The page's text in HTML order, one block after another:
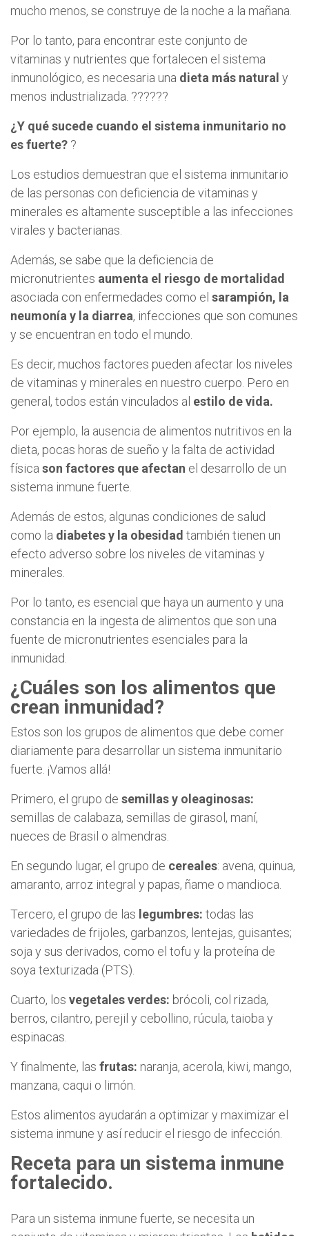
mucho menos, se construye de la noche a la mañana.
Por lo tanto, para encontrar este conjunto de
vitaminas y nutrientes que fortalecen el sistema
inmunológico, es necesaria una dieta más natural y
menos industrializada. ??????
¿Y qué sucede cuando el sistema inmunitario no
es fuerte? ?
Los estudios demuestran que el sistema inmunitario
de las personas con deficiencia de vitaminas y
minerales es altamente susceptible a las infecciones
virales y bacterianas.
Además, se sabe que la deficiencia de
micronutrientes aumenta el riesgo de mortalidad
asociada con enfermedades como el sarampión, la
neumonía y la diarrea, infecciones que son comunes
y se encuentran en todo el mundo.
Es decir, muchos factores pueden afectar los niveles
de vitaminas y minerales en nuestro cuerpo. Pero en
general, todos están vinculados al estilo de vida.
Por ejemplo, la ausencia de alimentos nutritivos en la
dieta, pocas horas de sueño y la falta de actividad
física son factores que afectan el desarrollo de un
sistema inmune fuerte.
Además de estos, algunas condiciones de salud
como la diabetes y la obesidad también tienen un
efecto adverso sobre los niveles de vitaminas y
minerales.
Por lo tanto, es esencial que haya un aumento y una
constancia en la ingesta de alimentos que son una
fuente de micronutrientes esenciales para la
inmunidad.
¿Cuáles son los alimentos que
crean inmunidad?
Estos son los grupos de alimentos que debe comer
diariamente para desarrollar un sistema inmunitario
fuerte. ¡Vamos allá!
Primero, el grupo de semillas y oleaginosas:
semillas de calabaza, semillas de girasol, maní,
nueces de Brasil o almendras.
En segundo lugar, el grupo de cereales: avena, quinua,
amaranto, arroz integral y papas, ñame o mandioca.
Tercero, el grupo de las legumbres: todas las
variedades de frijoles, garbanzos, lentejas, guisantes;
soja y sus derivados, como el tofu y la proteína de
soya texturizada (PTS).
Cuarto, los vegetales verdes: brócoli, col rizada,
berros, cilantro, perejil y cebollino, rúcula, taioba y
espinacas.
Y finalmente, las frutas: naranja, acerola, kiwi, mango,
manzana, caqui o limón.
Estos alimentos ayudarán a optimizar y maximizar el
sistema inmune y así reducir el riesgo de infección.
Receta para un sistema inmune
fortalecido.
Para un sistema inmune fuerte, se necesita un